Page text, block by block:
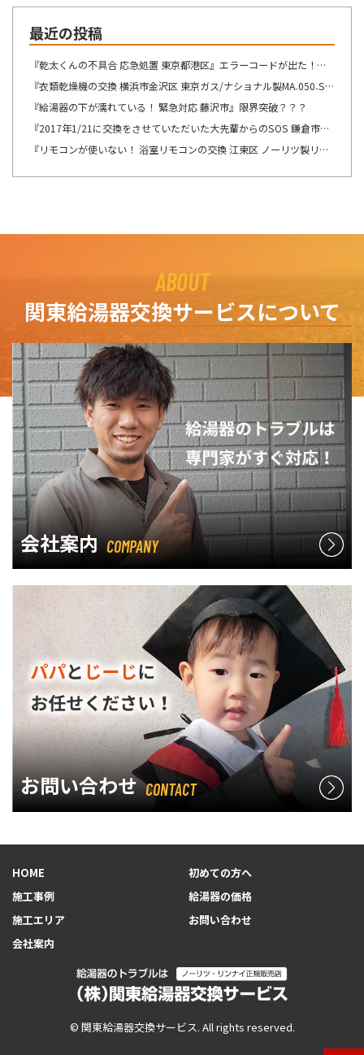
最近の投稿
『乾太くんの不具合 応急処置 東京都港区』エラーコードが出た！！！
『衣類乾燥機の交換 横浜市金沢区 東京ガス/ナショナル製MA₋050₋ST→リンナイ製RDT-54S-SV へ交換』想像が出来ないですね・・・
『給湯器の下が濡れている！ 緊急対応 藤沢市』限界突破？？？
『2017年1/21に交換をさせていただいた大先輩からのSOS 鎌倉市』この週末は、少しゆっくり出来そうです！！！
『リモコンが使いない！ 浴室リモコンの交換 江東区 ノーリツ製リモコン RC-8201Sの交換』自然の驚異を感じますね。
ABOUT
関東給湯器交換サービスについて
会社案内 COMPANY
お問い合わせ CONTACT
HOME
初めての方へ
施工事例
給湯器の価格
施工エリア
お問い合わせ
会社案内
© 関東給湯器交換サービス. All rights reserved.